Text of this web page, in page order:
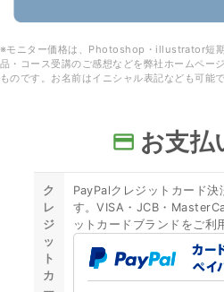
※モニター価格は、Photoshop・illustrator短
品・コース受講のご感想などを弊社ホームペー
ものです。お名前はイニシャル表記なども可能
payment お支払
ク
レ
ジ
ッ
ト
カ
PayPalクレジットカード決
す。VISA・JCB・
ットカードブランドをご利